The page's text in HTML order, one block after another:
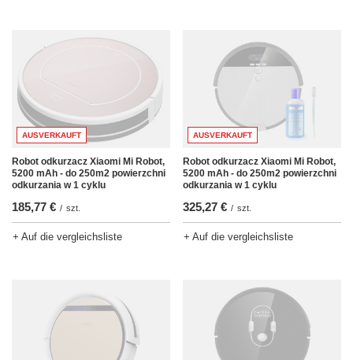
AUSVERKAUFT
Robot odkurzacz Xiaomi Mi Robot,
5200 mAh - do 250m2 powierzchni
odkurzania w 1 cyklu
185,77 € / szt.
+ Auf die vergleichsliste
AUSVERKAUFT
Robot odkurzacz Xiaomi Mi Robot,
5200 mAh - do 250m2 powierzchni
odkurzania w 1 cyklu
325,27 € / szt.
+ Auf die vergleichsliste